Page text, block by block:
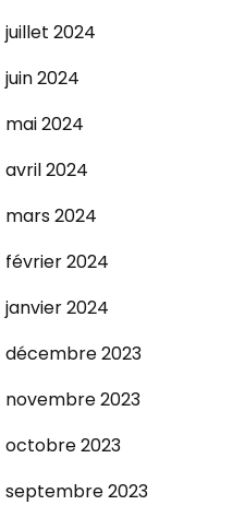
juillet 2024
juin 2024
mai 2024
avril 2024
mars 2024
février 2024
janvier 2024
décembre 2023
novembre 2023
octobre 2023
septembre 2023